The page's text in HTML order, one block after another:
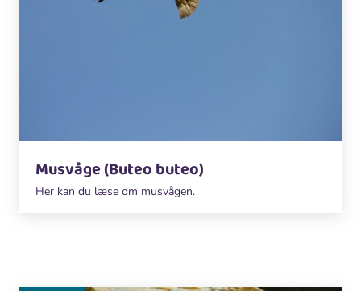
Musvåge (Buteo buteo)
Her kan du læse om musvågen.